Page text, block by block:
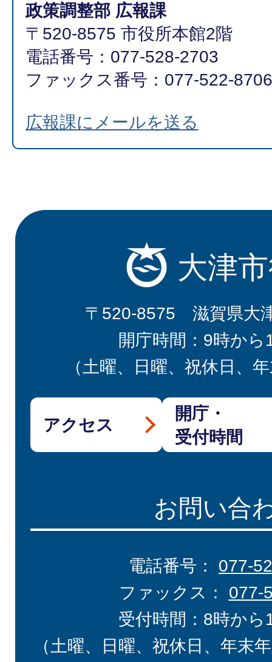
政策調整部 広報課
〒520-8575 市役所本館2階
電話番号：077-528-2703
ファックス番号：077-522-8706
広報課にメールを送る
大津
〒520-8575 滋賀県大
開庁時間：9時から
（土曜、日曜、祝休日、
アクセス
開庁・
受付時間
お問い合
電話番号： 077-
ファックス： 077-
受付時間：8時から
（土曜、日曜、祝休日、年末